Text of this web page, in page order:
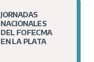
Aires".
JORNADAS
NACIONALES
DEL FOFECMA
EN LA PLATA